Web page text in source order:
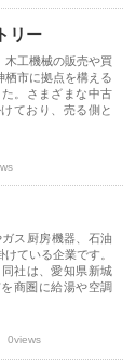
リー
木工機械の販売や買
栖市に拠点を構える
。さまざまな中古
ており、売る側と
ス厨房機器、石油
ている企業です。
社は、愛知県新城
商圏に給湯や空調
0views